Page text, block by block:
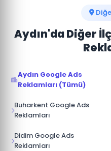
yöneterek üstünlük
Aydın'da Diğer
Aydın Google Ads
Reklamları (Tümü)
Buharkent Google Ads
Reklamları
Didim Google Ads
Reklamları